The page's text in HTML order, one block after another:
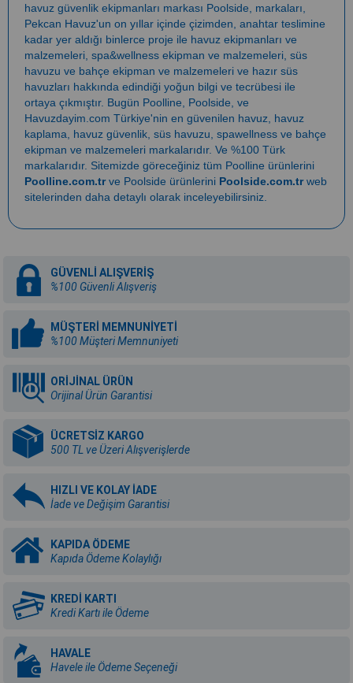
havuz güvenlik ekipmanları markası Poolside , markaları,
Pekcan Havuz'un on yıllar içinde çizimden, anahtar teslimine
kadar yer aldığı binlerce proje ile havuz ekipmanları ve
malzemeleri spa&wellness ekipman ve malzemeleri süs
havuzu ve bahçe ekipman ve malzemeleri ve hazır süs
havuzları hakkında edindiği yoğun bilgi ve tecrübesi ile
ortaya çıkmıştır. Bugün Poolline Poolside , ve
Havuzdayim.com Türkiye'nin en güvenilen havuz
havuz
kaplama
havuz güvenlik süs havuzu spawellness ve bahçe
ekipman ve malzemeleri markalarıdır. Ve %100 Türk
markalarıdır. Sitemizde göreceğiniz tüm Poolline ürünlerini
Poolline.com.trve Poolside ürünlerini Poolside.com.trweb
sitelerinden daha detaylı olarak inceleyebilirsiniz.
GÜVENLİ ALIŞVERİŞ
%100 Güvenli Alışveriş
MÜŞTERİ MEMNUNİYETİ
%100 Müşteri Memnuniyeti
ORİJİNAL ÜRÜN
Orijinal Ürün Garantisi
ÜCRETSİZ KARGO
500 TL ve Üzeri Alışverişlerde
HIZLI VE KOLAY İADE
İade ve Değişim Garantisi
KAPIDA ÖDEME
Kapıda Ödeme Kolaylığı
KREDİ KARTI
Kredi Kartı ile Ödeme
HAVALE
Havele ile Ödeme Seçeneği